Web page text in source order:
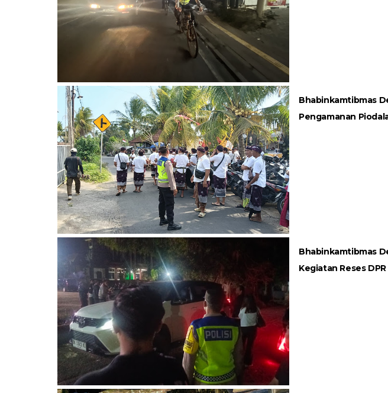
Bhabinkamtibmas
Pengamanan
Bhabinkamtibmas
Kegiatan Reses